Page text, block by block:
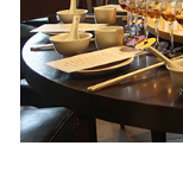
訂閱電子報